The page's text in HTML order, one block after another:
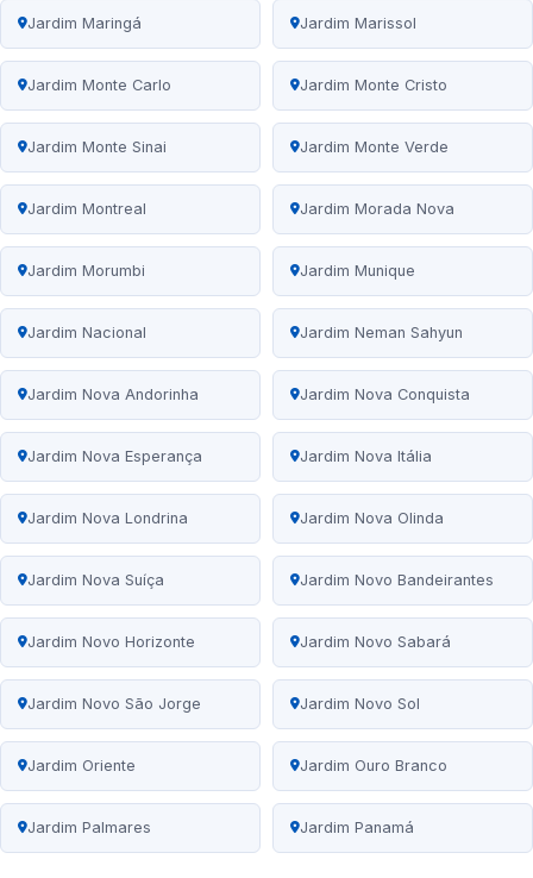
Jardim Maringá Jardim Marissol
Jardim Monte Carlo Jardim Monte Cristo
Jardim Monte Sinai Jardim Monte Verde
Jardim Montreal Jardim Morada Nova
Jardim Morumbi Jardim Munique
Jardim Nacional Jardim Neman Sahyun
Jardim Nova Andorinha Jardim Nova Conquista
Jardim Nova Esperança Jardim Nova Itália
Jardim Nova Londrina Jardim Nova Olinda
Jardim Nova Suíça Jardim Novo Bandeirantes
Jardim Novo Horizonte Jardim Novo Sabará
Jardim Novo São Jorge Jardim Novo Sol
Jardim Oriente Jardim Ouro Branco
Jardim Palmares Jardim Panamá